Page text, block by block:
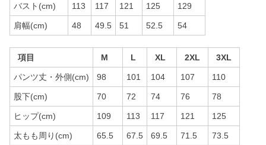
バスト(cm) 113 117 121 125 129
肩幅(cm) 48 49.5 51 52.5 54
項目 M L XL 2XL 3XL
パンツ丈・外側(cm) 98 101 104 107 110
股下(cm) 70 72 74 76 78
ヒップ(cm) 109 113 117 121 125
太もも周り(cm) 65.5 67.5 69.5 71.5 73.5